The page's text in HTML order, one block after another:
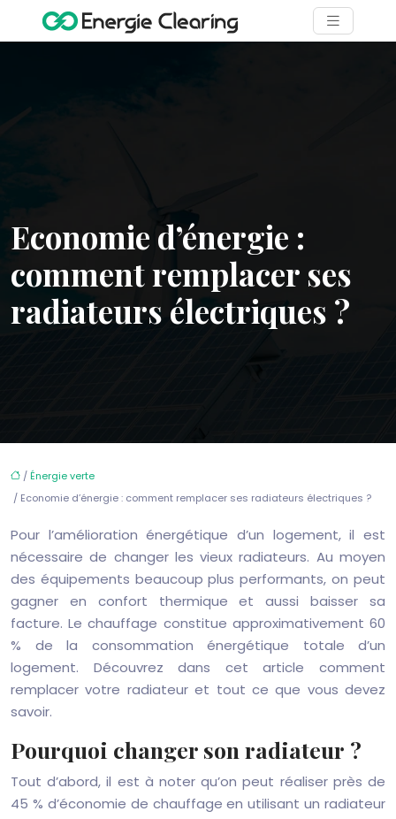
Economie d’énergie :
comment remplacer ses
radiateurs électriques ?
/ Énergie verte
/ Economie d’énergie : comment remplacer ses radiateurs électriques ?
Pour l’amélioration énergétique d’un logement, il est
nécessaire de changer les vieux radiateurs. Au moyen
des équipements beaucoup plus performants, on peut
gagner en confort thermique et aussi baisser sa
facture. Le chauffage constitue approximativement 60
% de la consommation énergétique totale d’un
logement. Découvrez dans cet article comment
remplacer votre radiateur et tout ce que vous devez
savoir.
Pourquoi changer son radiateur ?
Tout d’abord, il est à noter qu’on peut réaliser près de
45 % d’économie de chauffage en utilisant un radiateur